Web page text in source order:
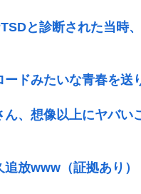
と診断された当時
ードみたいな青春を送
ん、想像以上にヤバ
追放www（証拠あり）